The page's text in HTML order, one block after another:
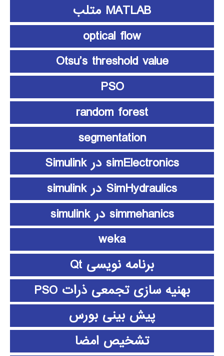
MATLAB متلب
optical flow
Otsu’s threshold value
PSO
random forest
segmentation
simElectronics در Simulink
SimHydraulics در simulink
simmehanics در simulink
weka
برنامه نویسی Qt
بهنیه سازی تجمعی ذرات PSO
پیش بینی بورس
تشخیص امضا